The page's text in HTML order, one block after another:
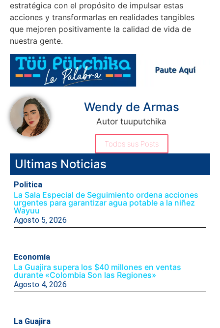
estratégica con el propósito de impulsar estas
acciones y transformarlas en realidades tangibles
que mejoren positivamente la calidad de vida de
nuestra gente.
Wendy de Armas
Autor tuuputchika
Todos sus Posts
Ultimas Noticias
Politica
La Sala Especial de Seguimiento ordena acciones
urgentes para garantizar agua potable a la niñez
Wayuu
Agosto 5, 2026
Economía
La Guajira supera los $40 millones en ventas
durante «Colombia Son las Regiones»
Agosto 4, 2026
La Guajira